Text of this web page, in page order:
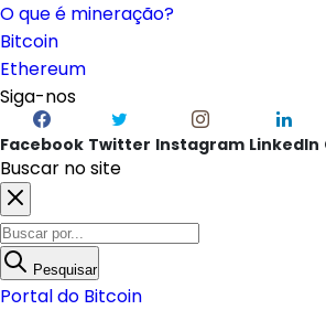
O que é mineração?
Bitcoin
Ethereum
Siga-nos
Facebook Twitter Instagram LinkedIn
Buscar no site
Pesquisar
Portal do Bitcoin